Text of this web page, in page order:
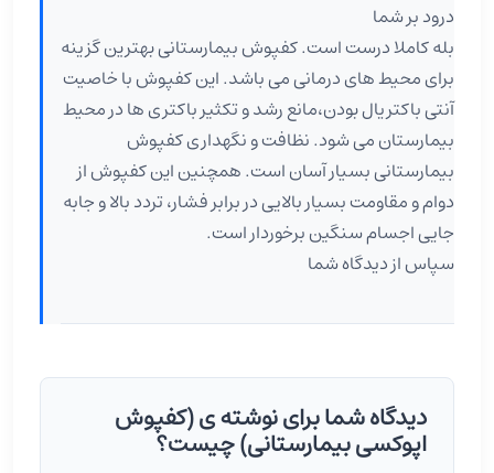
درود بر شما
بله کاملا درست است. کفپوش بیمارستانی بهترین گزینه
برای محیط های درمانی می باشد. این کفپوش با خاصیت
آنتی باکتریال بودن،مانع رشد و تکثیر باکتری ها در محیط
بیمارستان می شود. نظافت و نگهداری کفپوش
بیمارستانی بسیار آسان است. همچنین این کفپوش از
دوام و مقاومت بسیار بالایی در برابر فشار، تردد بالا و جابه
جایی اجسام سنگین برخوردار است.
سپاس از دیدگاه شما
دیدگاه شما برای نوشته ی (کفپوش
اپوکسی بیمارستانی) چیست؟